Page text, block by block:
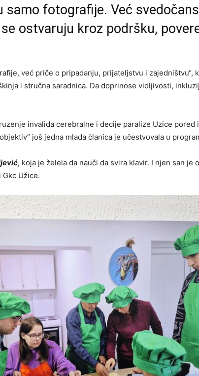
samo fotografije. Već
ostvaruju kroz podršku,
već priče o pripadanju, prijateljstvu i zajedništvu“,
i stručna saradnica. Da doprinose vidljivosti,
invalida cerebralne i decije paralize Uzice
još jedna mlada članica je učestvovala u
, koja je želela da nauči da svira klavir. I njen san je
Užice.